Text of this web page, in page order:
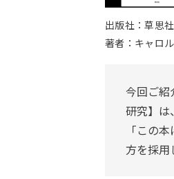
出版社：草思社
著者：キャロ
今回ご紹
研究】は
「この
方を採